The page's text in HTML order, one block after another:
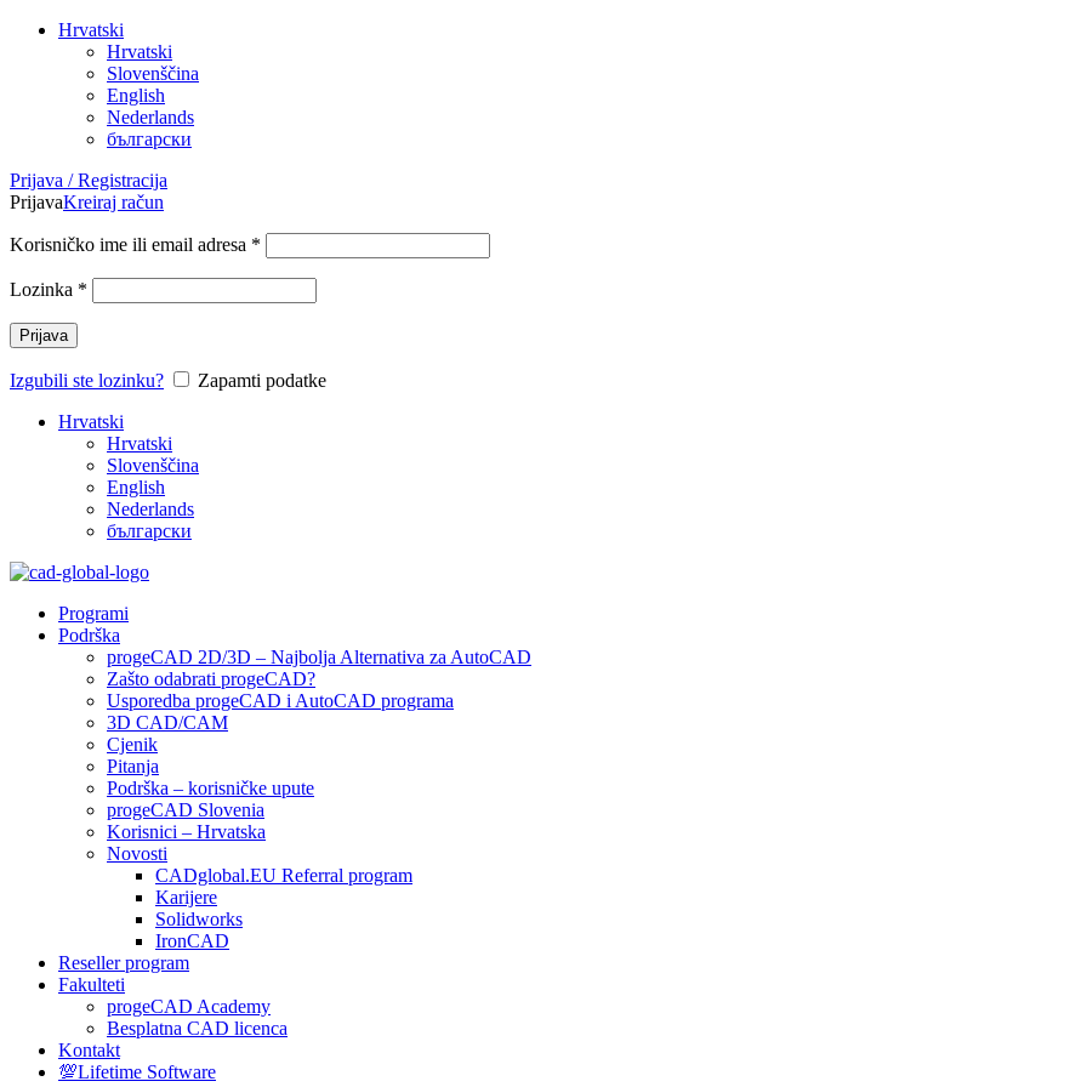
Hrvatski
Hrvatski
Slovenščina
English
Nederlands
български
Prijava / Registracija
PrijavaKreiraj račun
Korisničko ime ili email adresa *
Lozinka *
Prijava
Izgubili ste lozinku?
Zapamti podatke
Hrvatski
Hrvatski
Slovenščina
English
Nederlands
български
Programi
Podrška
progeCAD 2D/3D – Najbolja Alternativa za AutoCAD
Zašto odabrati progeCAD?
Usporedba progeCAD i AutoCAD programa
3D CAD/CAM
Cjenik
Pitanja
Podrška – korisničke upute
progeCAD Slovenia
Korisnici – Hrvatska
Novosti
CADglobal.EU Referral program
Karijere
Solidworks
IronCAD
Reseller program
Fakulteti
progeCAD Academy
Besplatna CAD licenca
Kontakt
💯Lifetime Software